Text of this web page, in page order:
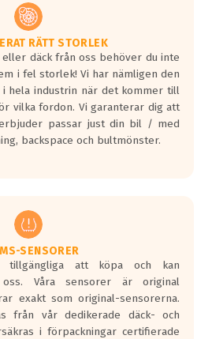
h brukar
det finnas
vågar. Hög
svarta vågor
påvisar om det är
år 2016.
vågor är redan
regelverk.
kommer vara
än det
2016.
RÄTT STORLEK
däck från oss behöver du inte
i fel storlek! Vi har nämligen den
hela industrin när det kommer till
vilka fordon. Vi garanterar dig att
passar just din bil / med
backspace och bultmönster.
SENSORER
tillgängliga att köpa och kan
Våra sensorer är original
exakt som original-sensorerna.
från vår dedikerade däck- och
i förpackningar certifierade